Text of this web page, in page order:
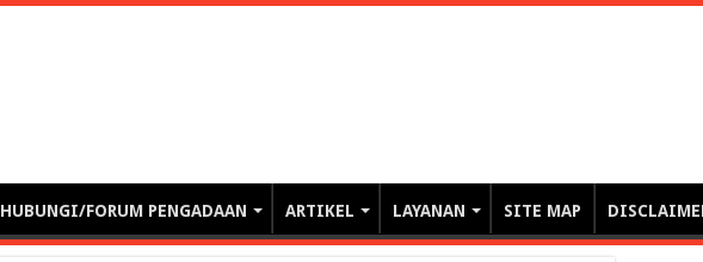
HUBUNGI/FORUM PENGADAAN ARTIKEL LAYANAN SITE MAP